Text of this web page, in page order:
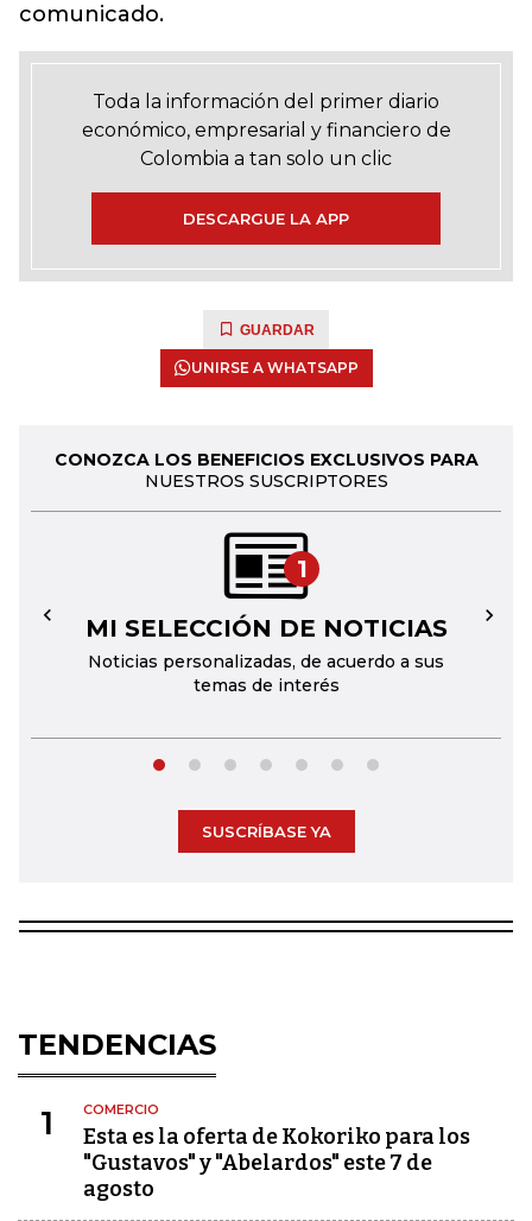
comunicado.
Toda la información del primer diario
económico, empresarial y financiero de
Colombia a tan solo un clic
DESCARGUE LA APP
GUARDAR
UNIRSE A WHATSAPP
CONOZCA LOS BENEFICIOS EXCLUSIVOS PARA
NUESTROS SUSCRIPTORES
1
MI SELECCIÓN DE NOTICIAS
Noticias personalizadas, de acuerdo a sus
temas de interés
← →
SUSCRÍBASE YA
TENDENCIAS
1 COMERCIO
Esta es la oferta de Kokoriko para los
"Gustavos" y "Abelardos" este 7 de
agosto